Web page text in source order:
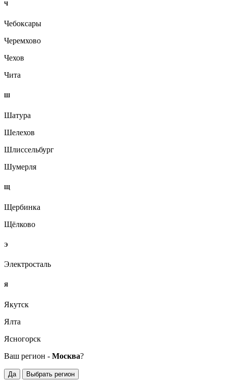
Ч
Чебоксары
Черемхово
Чехов
Чита
Ш
Шатура
Шелехов
Шлиссельбург
Шумерля
Щ
Щербинка
Щёлково
Э
Электросталь
Я
Якутск
Ялта
Ясногорск
Ваш регион - Москва?
Да Выбрать регион